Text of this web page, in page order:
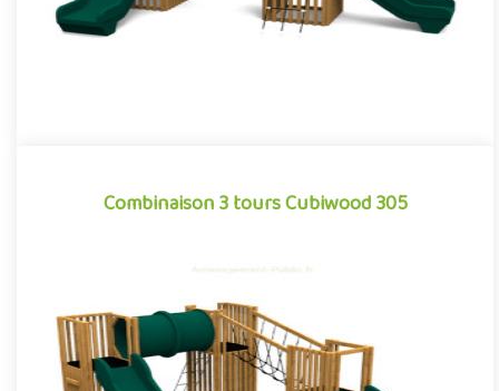
Combinaison 3 tours Cubiwood 305
Combinaison 3 tours Cubiwood 305
Structure pour aires de jeux extérieurs caractérisée par ses
lignes cubiques et son habillage à claire-voie composé de
bardag..